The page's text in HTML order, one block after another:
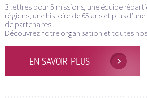
3 lettres pour 5 missions, une équipe
régions, une histoire de 65 ans et plus
de partenaires !
Découvrez notre organisation et toutes
EN SAVOIR PLUS